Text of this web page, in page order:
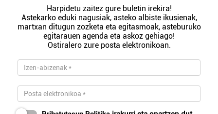
Harpidetu zaitez gure buletin irekira!
Astekarko eduki nagusiak, asteko albiste ikusienak,
martxan ditugun zozketa eta egitasmoak, asteburuko
egitarauen agenda eta askoz gehiago!
Ostiralero zure posta elektronikoan.